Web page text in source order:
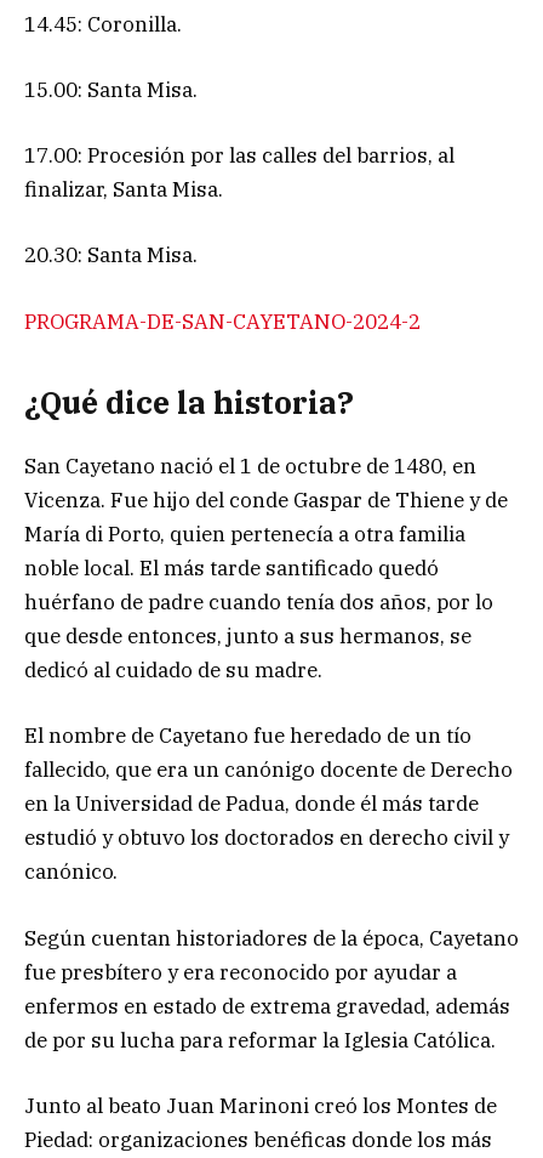
14.45: Coronilla.
15.00: Santa Misa.
17.00: Procesión por las calles del barrios, al
finalizar, Santa Misa.
20.30: Santa Misa.
PROGRAMA-DE-SAN-CAYETANO-2024-2
¿Qué dice la historia?
San Cayetano nació el 1 de octubre de 1480, en
Vicenza. Fue hijo del conde Gaspar de Thiene y de
María di Porto, quien pertenecía a otra familia
noble local. El más tarde santificado quedó
huérfano de padre cuando tenía dos años, por lo
que desde entonces, junto a sus hermanos, se
dedicó al cuidado de su madre.
El nombre de Cayetano fue heredado de un tío
fallecido, que era un canónigo docente de Derecho
en la Universidad de Padua, donde él más tarde
estudió y obtuvo los doctorados en derecho civil y
canónico.
Según cuentan historiadores de la época, Cayetano
fue presbítero y era reconocido por ayudar a
enfermos en estado de extrema gravedad, además
de por su lucha para reformar la Iglesia Católica.
Junto al beato Juan Marinoni creó los Montes de
Piedad: organizaciones benéficas donde los más